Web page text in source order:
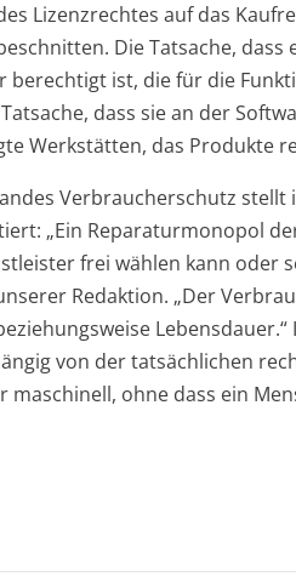
Lizenzrechtes auf das
Die Tatsache,
ist, die für die
dass sie an der
Werkstätten, das Produkte
Verbraucherschutz
„Ein Reparaturmonopol
frei wählen kann oder
Redaktion. „Der
Lebensdauer.“
von der tatsächlichen
ohne dass ein